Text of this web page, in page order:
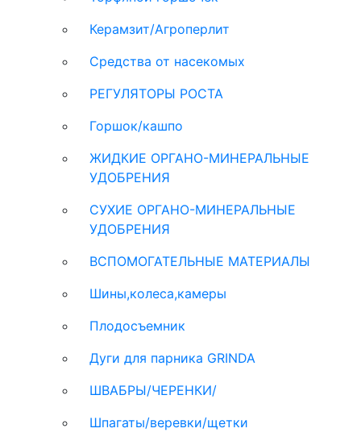
Керамзит/Агроперлит
Средства от насекомых
РЕГУЛЯТОРЫ РОСТА
Горшок/кашпо
ЖИДКИЕ ОРГАНО-МИНЕРАЛЬНЫЕ
УДОБРЕНИЯ
СУХИЕ ОРГАНО-МИНЕРАЛЬНЫЕ
УДОБРЕНИЯ
ВСПОМОГАТЕЛЬНЫЕ МАТЕРИАЛЫ
Шины,колеса,камеры
Плодосъемник
Дуги для парника GRINDA
ШВАБРЫ/ЧЕРЕНКИ/
Шпагаты/веревки/щетки